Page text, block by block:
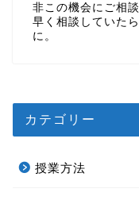
非この機会にご相
早く相談していた
に。
カテゴリー
授業方法